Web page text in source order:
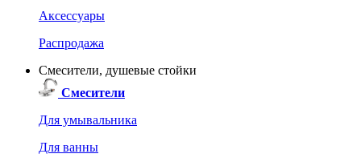
Аксессуары
Распродажа
Смесители, душевые стойки
Смесители
Для умывальника
Для ванны